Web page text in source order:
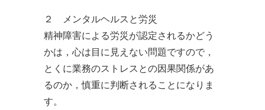
２ メンタルヘルスと労災
精神障害による労災が認定されるかどう
かは，心は目に見えない問題ですので，
とくに業務のストレスとの因果関係があ
るのか，慎重に判断されることになりま
す。